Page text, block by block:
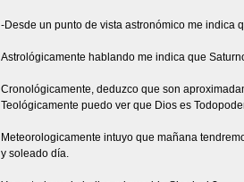
-Desde un punto de vista astronómico me indica
Astrológicamente hablando me indica que
Cronológicamente, deduzco que son
Teológicamente puedo ver que Dios es
Meteorologicamente intuyo que mañana
y soleado día.